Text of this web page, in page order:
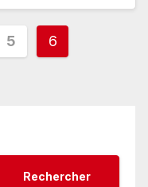
5 6
Rechercher